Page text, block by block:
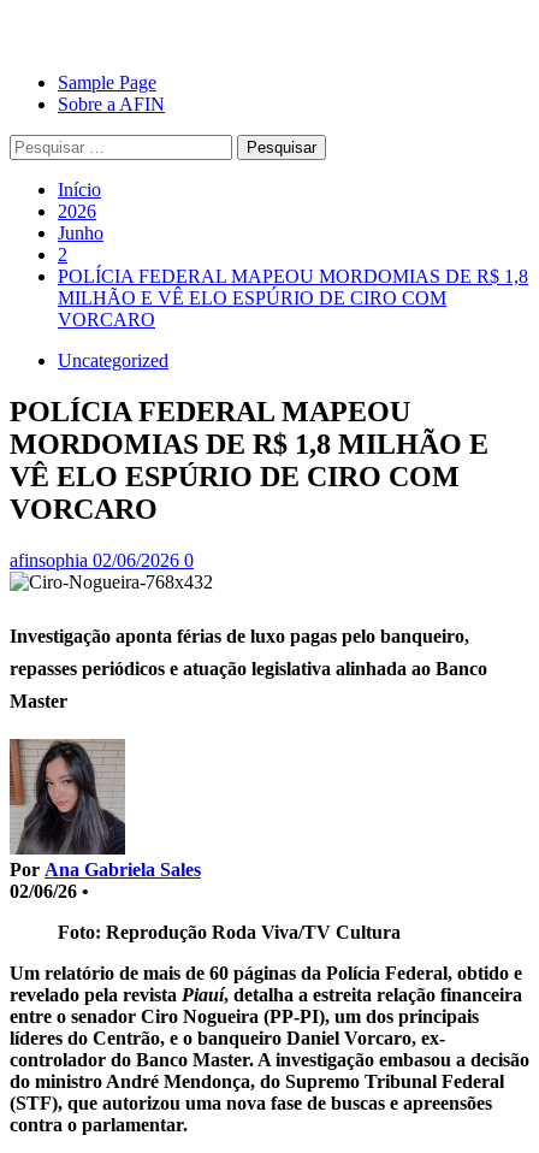
Avançar
para
conteúdo
Primary
Menu
Sample Page
Sobre a AFIN
Pesquisar
por:
Início
2026
Junho
2
POLÍCIA FEDERAL MAPEOU MORDOMIAS DE R$ 1,8
MILHÃO E VÊ ELO ESPÚRIO DE CIRO COM
VORCARO
Uncategorized
POLÍCIA FEDERAL MAPEOU
MORDOMIAS DE R$ 1,8 MILHÃO E
VÊ ELO ESPÚRIO DE CIRO COM
VORCARO
afinsophia 02/06/2026 0
Investigação aponta férias de luxo pagas pelo banqueiro,
repasses periódicos e atuação legislativa alinhada ao Banco
Master
Por Ana Gabriela Sales
02/06/26 •
Foto: Reprodução Roda Viva/TV Cultura
Um relatório de mais de 60 páginas da Polícia Federal, obtido e
revelado pela revista Piauí, detalha a estreita relação financeira
entre o senador Ciro Nogueira (PP-PI), um dos principais
líderes do Centrão, e o banqueiro Daniel Vorcaro, ex-
controlador do Banco Master. A investigação embasou a decisão
do ministro André Mendonça, do Supremo Tribunal Federal
(STF), que autorizou uma nova fase de buscas e apreensões
contra o parlamentar.